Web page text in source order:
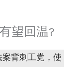
望回温?
背刺工党，使